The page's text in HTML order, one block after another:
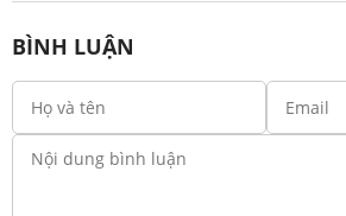
BÌNH LUẬN